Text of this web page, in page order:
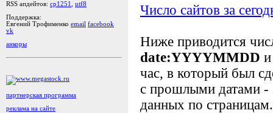
RSS апдейтов: cp1251
utf8
Поддержка:
Евгений Трофименко email facebook
vk
анкоры
партнерская программа
реклама на сайте
Число сайтов за
Ниже приводится
date:YYYYMMDD
час, в который был
с прошлыми датами -
данных по страницам.